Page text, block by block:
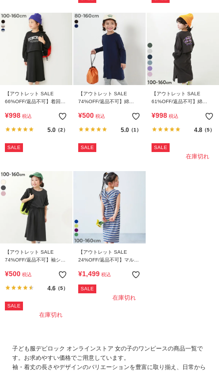
【アウトレット SALE
66%OFF/返品不可】着回し
ピース セットアップ
¥998 税込
5.0（2）
SALE
【アウトレット SALE
74%OFF/返品不可】綿
ンピース
¥500 税込
5.0（1）
SALE
【アウトレット SALE
61%OFF/返品不可】綿
ワンピース
¥998 税込
4.8（5）
SALE
在庫切れ
【アウトレット SALE
74%OFF/返品不可】袖シャ
ンピース
¥500 税込
4.6（5）
SALE
在庫切れ
【アウトレット SALE
24%OFF/返品不可】マルチ
¥1,499 税込
SALE
在庫切れ
子ども服デビロック オンラインストア 女の子のワンピースの商品一覧で
す。お求めやすい価格でご用意しています。
袖・着丈の長さやデザインのバリエーションを豊富に取り揃え、日常から